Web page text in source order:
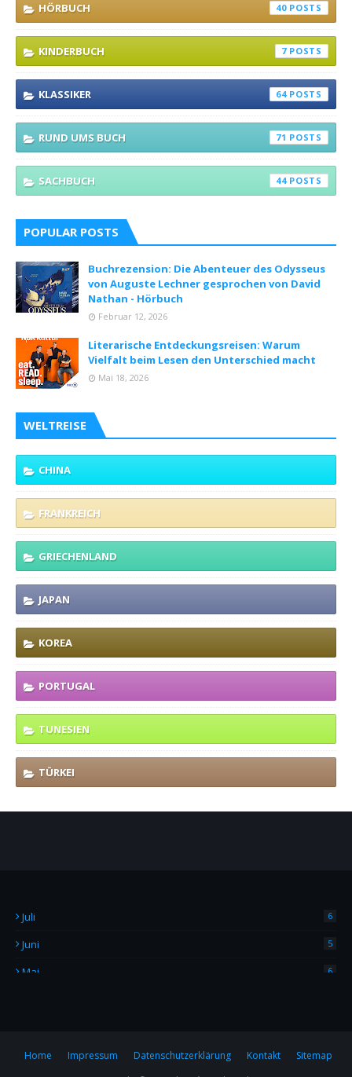
HÖRBUCH 40
KINDERBUCH 7
KLASSIKER 64
RUND UMS BUCH 71
SACHBUCH 44
POPULAR POSTS
Buchrezension: Die Abenteuer des Odysseus
von Auguste Lechner gesprochen von David
Nathan - Hörbuch
Februar 12, 2026
Literarische Entdeckungsreisen: Warum
Vielfalt beim Lesen den Unterschied macht
Mai 18, 2026
WELTREISE
CHINA
FRANKREICH
GRIECHENLAND
JAPAN
KOREA
PORTUGAL
TUNESIEN
TÜRKEI
Juli 6
Juni 5
Mai 6
Februar 7
Home Impressum Datenschutzerklärung Kontakt
Sitemap